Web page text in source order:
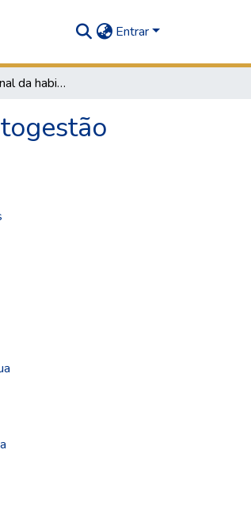
Entrar
Eficiência locacional da habitação social em iniciativas de autogestão contemporânea: Reflexões sobre casos no Brasil e Uruguai